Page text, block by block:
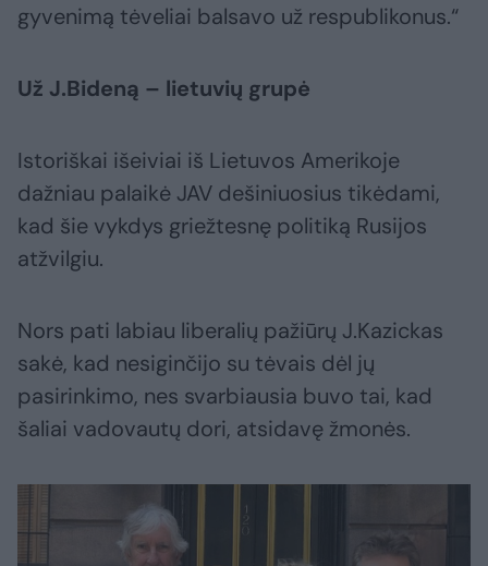
gyvenimą tėveliai balsavo už respublikonus.“
Už J.Bideną – lietuvių grupė
Istoriškai išeiviai iš Lietuvos Amerikoje
dažniau palaikė JAV dešiniuosius tikėdami,
kad šie vykdys griežtesnę politiką Rusijos
atžvilgiu.
Nors pati labiau liberalių pažiūrų J.Kazickas
sakė, kad nesiginčijo su tėvais dėl jų
pasirinkimo, nes svarbiausia buvo tai, kad
šaliai vadovautų dori, atsidavę žmonės.